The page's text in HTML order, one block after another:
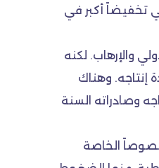
٣٣.٦ مليون برميل يومياً. هذا الأمر يعني تخفيضاً أكبر في
والإرهاب. لكنه
إنتاجه. وهناك
وصادراته السنة
خصوصاً الخاصة